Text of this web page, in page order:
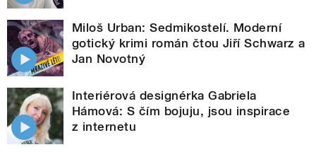
Miloš Urban: Sedmikostelí. Moderní
gotický krimi román čtou Jiří Schwarz a
Jan Novotný
Interiérová designérka Gabriela
Hámová: S čím bojuju, jsou inspirace
z internetu